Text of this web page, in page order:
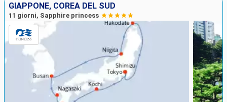
GIAPPONE, COREA DEL SUD
11 giorni, Sapphire princess